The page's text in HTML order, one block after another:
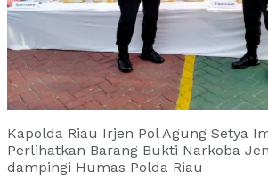
Kapolda Riau Irjen Pol Agung Setya
Perlihatkan Barang Bukti Narkoba
dampingi Humas Polda Riau